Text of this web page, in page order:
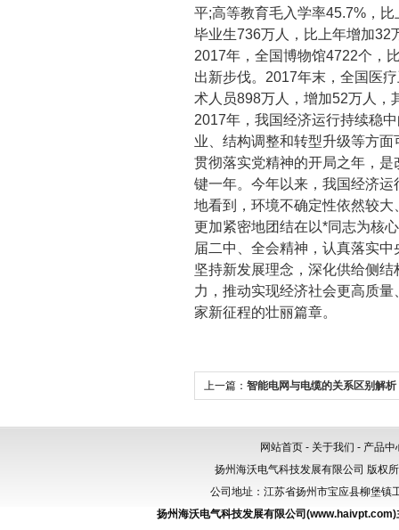
平;高等教育毛入学率45.7% ，
毕业生736万人，比上年增加32
2017年，全国博物馆4722个，
出新步伐。 2017年末，全国医
术人员898万人，增加52万人，
2017年，我国经济运行持续稳
业、结构调整和转型升级等方
贯彻落实党精神的开局之年，是
键一年。今年以来，我国经济
地看到，环境不确定性依然较
更加紧密地团结在以*同志为核
届二中、全会精神，认真落实
坚持新发展理念，深化供给侧
力，推动实现经济社会更高质
家新征程的壮丽篇章。
上一篇： 智能电网与电缆的关系区别解析
网站首页 - 关于我们 - 产品中
扬州海沃电气科技发展有限公司 版权
公司地址：江苏省扬州市宝应县柳堡
扬州海沃电气科技发展有限公司(www.haivpt.com)